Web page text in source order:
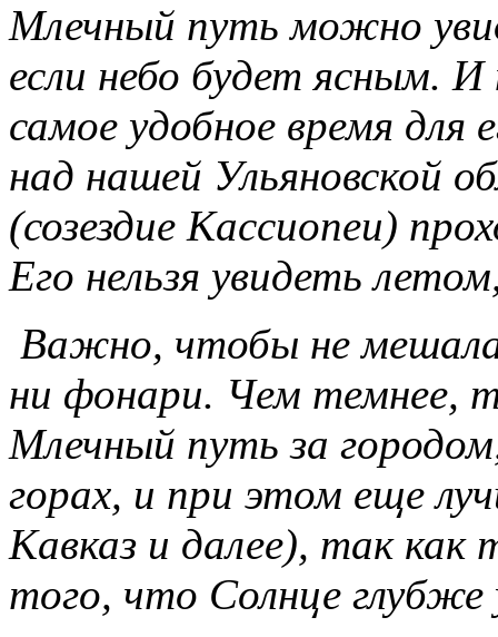
Млечный путь можно
если небо будет ясным. И
самое удобное время для
над нашей Ульяновской
(созездие Кассиопеи)
Его нельзя увидеть
Важно, чтобы не мешала
ни фонари. Чем темнее,
Млечный путь за
горах, и при этом еще
Кавказ и далее), так как
того, что Солнце глубже